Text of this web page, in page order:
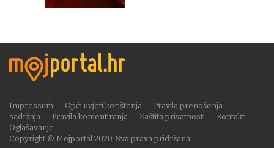
Copyright © Mojportal 2020. Sva prava pridržana.
Impressum Opći uvjeti korištenja
Pravila prenošenja
sadržaja
Pravila komentiranja Zaštita privatnosti
Kontakt
Oglašavanje